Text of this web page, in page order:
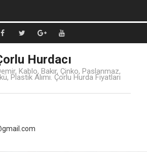
Facebook
TwitterGoogle
+
Youtube
Hurdacı
Kablo, Bakır, Çinko, Paslanmaz,
Plastik Alımı. Çorlu Hurda Fiyatları